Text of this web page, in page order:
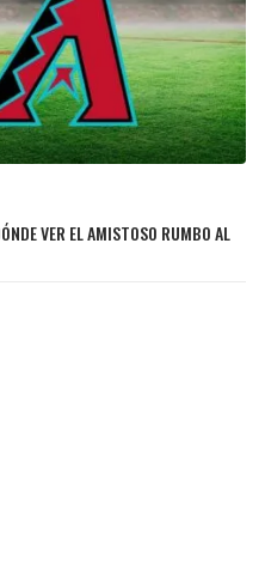
VER EL AMISTOSO RUMBO AL